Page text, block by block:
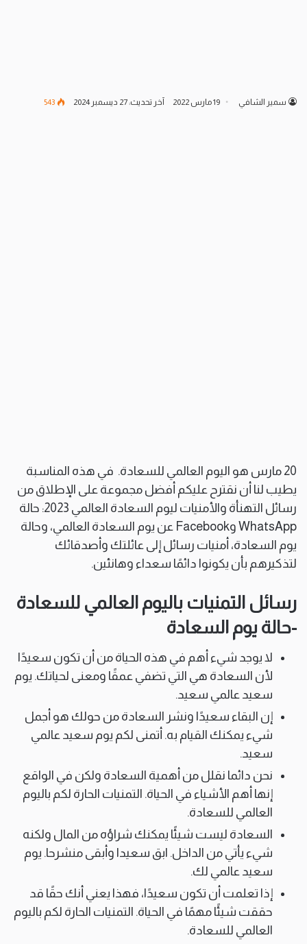
سمير الشافي 19 مارس 2022 آخر تحديث: 27 ديسمبر 2024 543
20 مارس هو اليوم العالمي للسعادة. في هذه المناسبة
يطيب لنا أن نقترح عليكم أفضل مجموعة على الإطلاق من
رسائل التهنأة والأمنيات ليوم السعادة العالمي 2023: حالة
WhatsApp وFacebook عن يوم السعادة العالمي، وحالة
يوم السعادة، أمنيات رسائل إلى عائلتك وأصدقائك
لتذكيرهم بأن يكونوا دائمًا سعداء وهانئين.
رسائل التمنيات باليوم العالمي للسعادة
-حالة يوم السعادة
لا يوجد شيء أهم في هذه الحياة من أن تكون سعيدًا
لأن السعادة هي التي تضفي عمقًا ومعنى لحياتك. يوم
سعيد عالمي سعيد.
إن البقاء سعيدًا ونشر السعادة من حولك هو أجمل
شيء يمكنك القيام به. أتمنى لكم يوم سعيد عالمي
سعيد.
نحن دائما نقلل من أهمية السعادة ولكن في الواقع
إنها أهم الأشياء في الحياة. التمنيات الحارة لكم باليوم
العالمي للسعادة.
السعادة ليست شيئًا يمكنك شراؤه من المال ولكنه
شيء يأتي من الداخل. ابق سعيدا وأبقى منشرحا. يوم
سعيد عالمي لك.
إذا تعلمت أن تكون سعيدًا، فهذا يعني أنك حقًا قد
حققت شيئًا مهمًا في الحياة. التمنيات الحارة لكم باليوم
العالمي للسعادة.